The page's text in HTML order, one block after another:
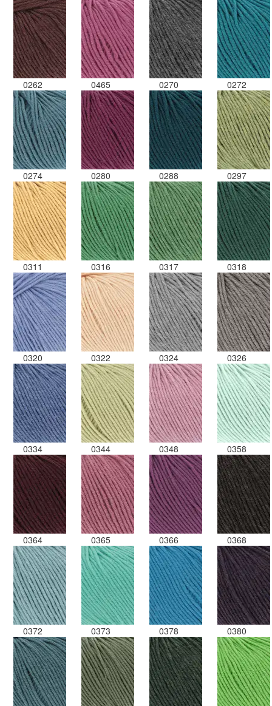
0262 0465 0270 0272
0274 0280 0288 0297
0311 0316 0317 0318
0320 0322 0324 0326
0334 0344 0348 0358
0364 0365 0366 0368
0372 0373 0378 0380